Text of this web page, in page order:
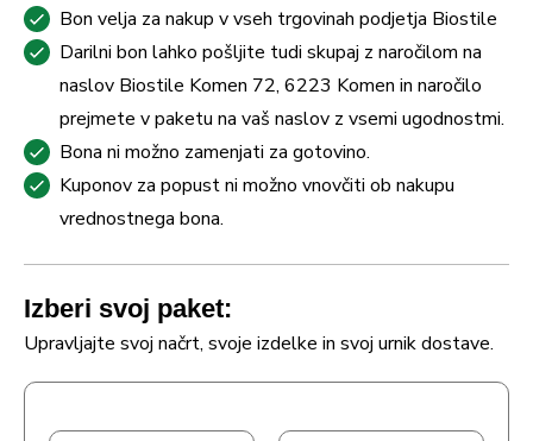
Bon velja za nakup v vseh trgovinah podjetja Biostile
Darilni bon lahko pošljite tudi skupaj z naročilom na
naslov Biostile Komen 72, 6223 Komen in naročilo
prejmete v paketu na vaš naslov z vsemi ugodnostmi.
Bona ni možno zamenjati za gotovino.
Kuponov za popust ni možno vnovčiti ob nakupu
vrednostnega bona.
Izberi svoj paket:
Upravljajte svoj načrt, svoje izdelke in svoj urnik dostave.